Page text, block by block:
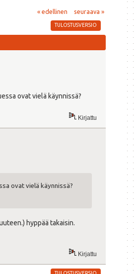
« edellinen seuraava »
TULOSTUSVERSIO
ovat vielä käynnissä?
Kirjattu
ovat vielä käynnissä?
hyppää takaisin.
Kirjattu